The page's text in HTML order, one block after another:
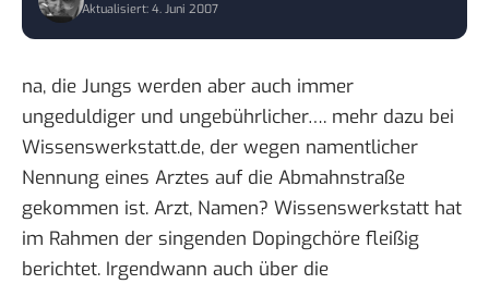
Aktualisiert: 4. Juni 2007
na, die Jungs werden aber auch immer
ungeduldiger und ungebührlicher…. mehr dazu bei
Wissenswerkstatt.de, der wegen namentlicher
Nennung eines Arztes auf die Abmahnstraße
gekommen ist. Arzt, Namen? Wissenswerkstatt hat
im Rahmen der singenden Dopingchöre fleißig
berichtet. Irgendwann auch über die